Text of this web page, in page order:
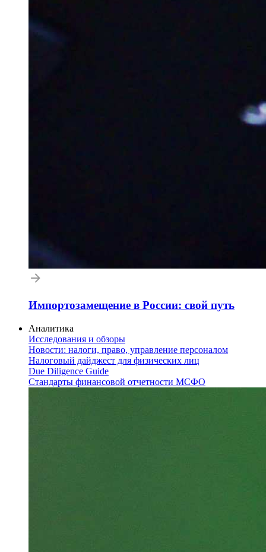
Импортозамещение в России: свой путь
Аналитика
Исследования и обзоры
Новости: налоги, право, управление персоналом
Налоговый дайджест для физических лиц
Due Diligence Guide
Стандарты финансовой отчетности МСФО